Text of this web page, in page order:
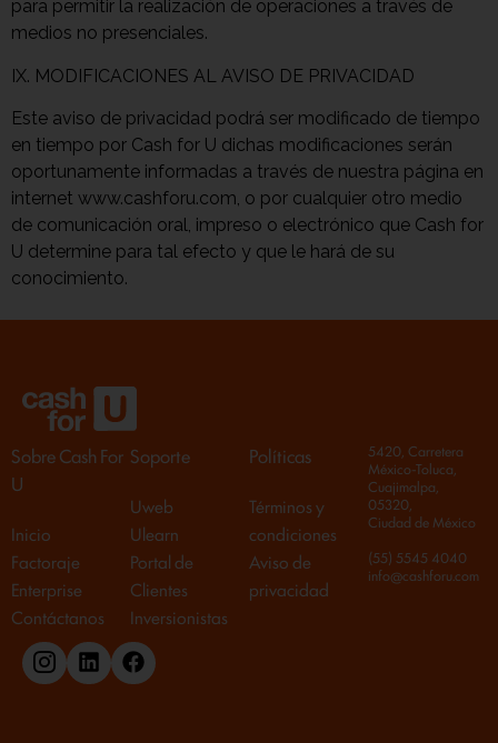
para permitir la realización de operaciones a través de
medios no presenciales.
IX. MODIFICACIONES AL AVISO DE PRIVACIDAD
Este aviso de privacidad podrá ser modificado de tiempo
en tiempo por Cash for U dichas modificaciones serán
oportunamente informadas a través de nuestra página en
internet www.cashforu.com, o por cualquier otro medio
de comunicación oral, impreso o electrónico que Cash for
U determine para tal efecto y que le hará de su
conocimiento.
Sobre Cash For
U
Inicio
Factoraje
Enterprise
Contáctanos
Soporte
Uweb
Ulearn
Portal de
Clientes
Inversionistas
Políticas
Términos y
condiciones
Aviso de
privacidad
5420, Carretera
México-Toluca,
Cuajimalpa,
05320,
Ciudad de México
(55) 5545 4040
info@cashforu.com